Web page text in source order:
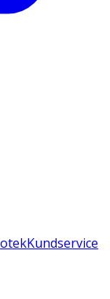
Kundservice